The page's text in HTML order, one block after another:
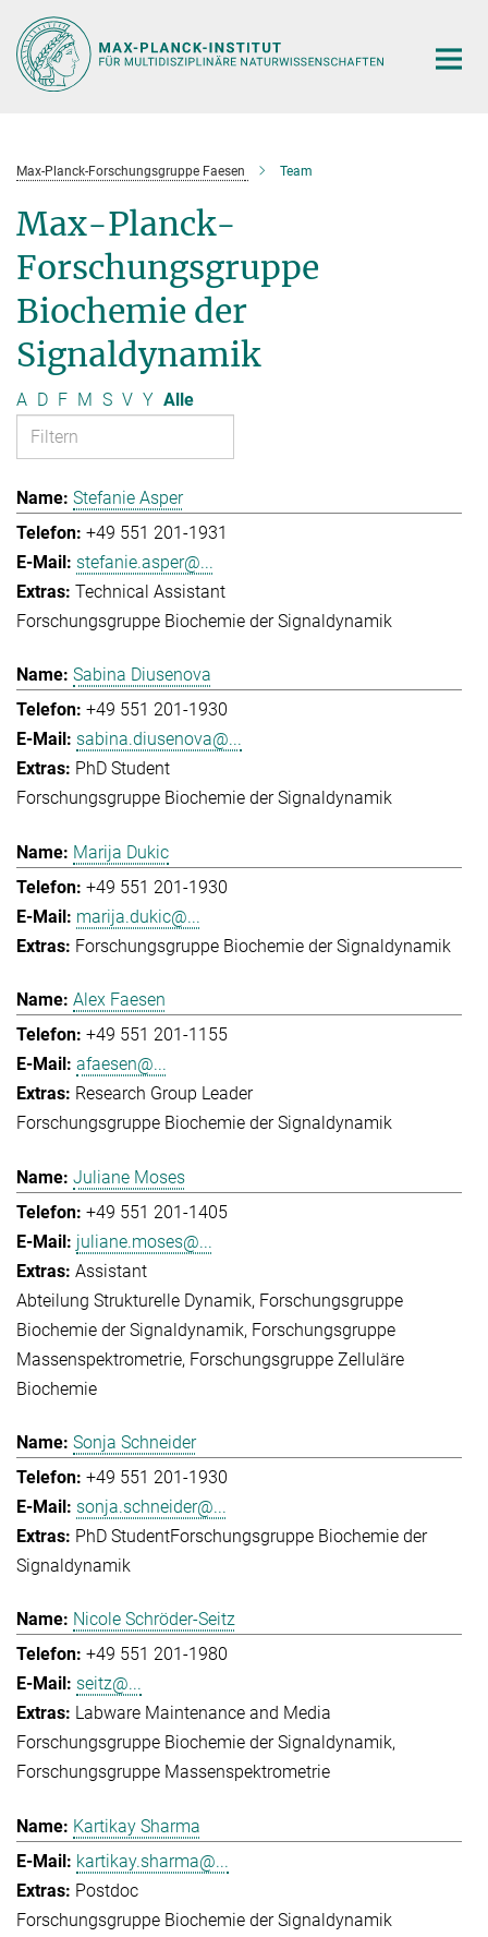
Hauptinhalt
Max-Planck-Forschungsgruppe Faesen Team
Max-Planck-
Forschungsgruppe
Biochemie der
Signaldynamik
A D F M S V Y Alle
Stefanie Asper
+49 551 201-1931
stefanie.asper@...
Technical Assistant
Forschungsgruppe Biochemie der Signaldynamik
Sabina Diusenova
+49 551 201-1930
sabina.diusenova@...
PhD Student
Forschungsgruppe Biochemie der Signaldynamik
Marija Dukic
+49 551 201-1930
marija.dukic@...
Forschungsgruppe Biochemie der Signaldynamik
Alex Faesen
+49 551 201-1155
afaesen@...
Research Group Leader
Forschungsgruppe Biochemie der Signaldynamik
Juliane Moses
+49 551 201-1405
juliane.moses@...
Assistant
Abteilung Strukturelle Dynamik Forschungsgruppe
Biochemie der Signaldynamik Forschungsgruppe
Massenspektrometrie Forschungsgruppe Zelluläre
Biochemie
Sonja Schneider
+49 551 201-1930
sonja.schneider@...
PhD StudentForschungsgruppe Biochemie der
Signaldynamik
Nicole Schröder-Seitz
+49 551 201-1980
seitz@...
Labware Maintenance and Media
Forschungsgruppe Biochemie der Signaldynamik
Forschungsgruppe Massenspektrometrie
Kartikay Sharma
kartikay.sharma@...
Postdoc
Forschungsgruppe Biochemie der Signaldynamik